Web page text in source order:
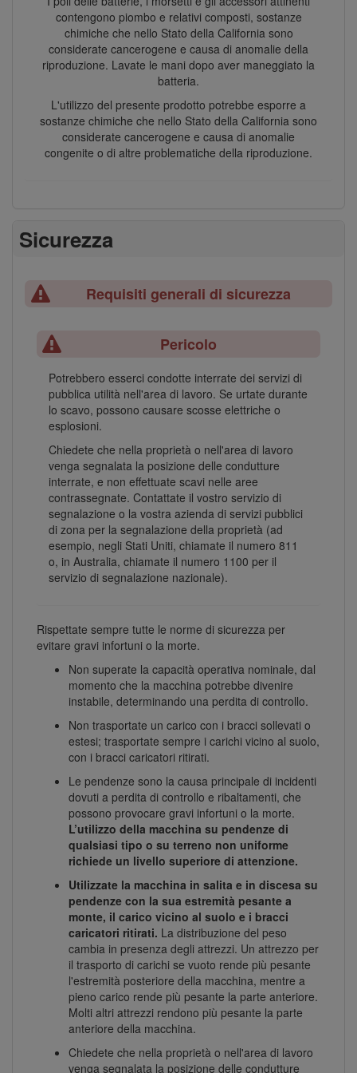
contengono piombo e relativi composti, sostanze
chimiche che nello Stato della California sono
considerate cancerogene e causa di anomalie della
riproduzione. Lavate le mani dopo aver maneggiato la
batteria.
L'utilizzo del presente prodotto potrebbe esporre a
sostanze chimiche che nello Stato della California sono
considerate cancerogene e causa di anomalie
congenite o di altre problematiche della riproduzione.
Sicurezza
Requisiti generali di sicurezza
Pericolo
Potrebbero esserci condotte interrate dei servizi di
pubblica utilità nell'area di lavoro. Se urtate durante
lo scavo, possono causare scosse elettriche o
esplosioni.
Chiedete che nella proprietà o nell'area di lavoro
venga segnalata la posizione delle condutture
interrate, e non effettuate scavi nelle aree
contrassegnate. Contattate il vostro servizio di
segnalazione o la vostra azienda di servizi pubblici
di zona per la segnalazione della proprietà (ad
esempio, negli Stati Uniti, chiamate il numero 811
o, in Australia, chiamate il numero 1100 per il
servizio di segnalazione nazionale).
Rispettate sempre tutte le norme di sicurezza per
evitare gravi infortuni o la morte.
Non superate la capacità operativa nominale, dal
momento che la macchina potrebbe divenire
instabile, determinando una perdita di controllo.
Non trasportate un carico con i bracci sollevati o
estesi; trasportate sempre i carichi vicino al suolo,
con i bracci caricatori ritirati.
Le pendenze sono la causa principale di incidenti
dovuti a perdita di controllo e ribaltamenti, che
possono provocare gravi infortuni o la morte.
L’utilizzo della macchina su pendenze di
qualsiasi tipo o su terreno non uniforme
richiede un livello superiore di attenzione.
Utilizzate la macchina in salita e in discesa su
pendenze con la sua estremità pesante a
monte, il carico vicino al suolo e i bracci
caricatori ritirati. La distribuzione del peso
cambia in presenza degli attrezzi. Un attrezzo per
il trasporto di carichi se vuoto rende più pesante
l'estremità posteriore della macchina, mentre a
pieno carico rende più pesante la parte anteriore.
Molti altri attrezzi rendono più pesante la parte
anteriore della macchina.
Chiedete che nella proprietà o nell'area di lavoro
venga segnalata la posizione delle condutture